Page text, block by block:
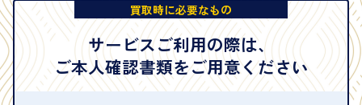
買取時に必要なもの
サービスご利用の際は、
ご本人確認書類をご用意ください